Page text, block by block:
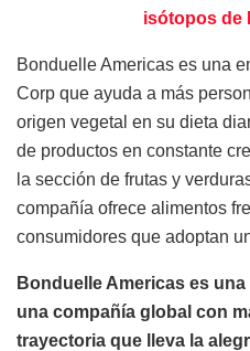
isótopos de
Bonduelle Americas es una
Corp que ayuda a más
origen vegetal en su dieta
de productos en constante
la sección de frutas y
compañía ofrece alimentos
consumidores que adoptan
Bonduelle Americas es
una compañía global con
trayectoria que lleva la